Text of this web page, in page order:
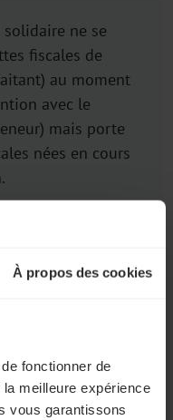
À propos des cookies
fonctionner de
meilleure expérience
vous garantissons
ne se
fiscales de
au moment
avec le
mais porte
nées en cours
fiscales